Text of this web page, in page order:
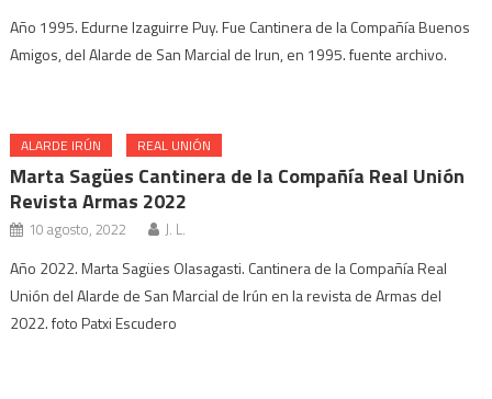
Año 1995. Edurne Izaguirre Puy. Fue Cantinera de la Compañía Buenos
Amigos, del Alarde de San Marcial de Irun, en 1995. fuente archivo.
ALARDE IRÚN REAL UNIÓN
Marta Sagües Cantinera de la Compañía Real Unión
Revista Armas 2022
10 agosto, 2022 J. L.
Año 2022. Marta Sagües Olasagasti. Cantinera de la Compañía Real
Unión del Alarde de San Marcial de Irún en la revista de Armas del
2022. foto Patxi Escudero